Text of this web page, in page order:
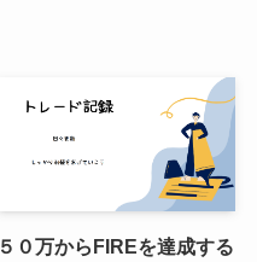
５０万からFIREを達成する